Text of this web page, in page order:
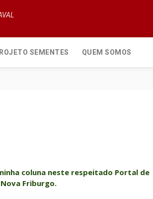
SEMENTES QUEM SOMOS
coluna neste respeitado Portal de
Friburgo.